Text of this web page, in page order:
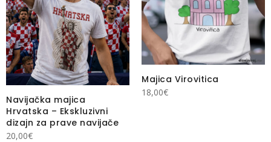
Navijačka majica
Hrvatska – Ekskluzivni
dizajn za prave navijače
20,00€
Majica Virovitica
18,00€